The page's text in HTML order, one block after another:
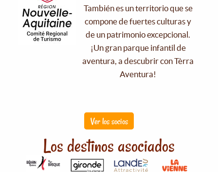
También es un territorio que se
compone de fuertes culturas y
de un patrimonio excepcional.
¡Un gran parque infantil de
aventura, a descubrir con Tèrra
Aventura!
Ver los socios
Los destinos asociados